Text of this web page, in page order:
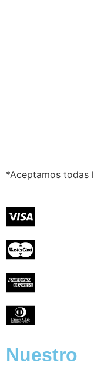
*Aceptamos todas
Nuestro